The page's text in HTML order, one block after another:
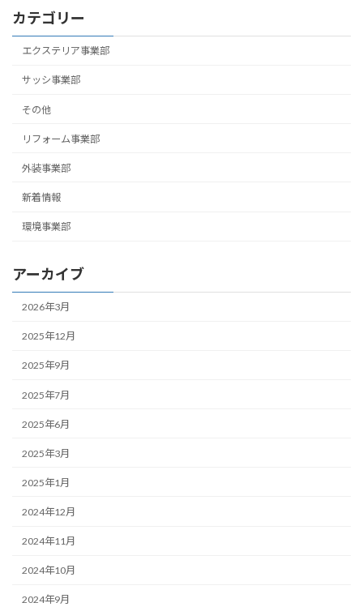
カテゴリー
エクステリア事業部
サッシ事業部
その他
リフォーム事業部
外装事業部
新着情報
環境事業部
アーカイブ
2026年3月
2025年12月
2025年9月
2025年7月
2025年6月
2025年3月
2025年1月
2024年12月
2024年11月
2024年10月
2024年9月